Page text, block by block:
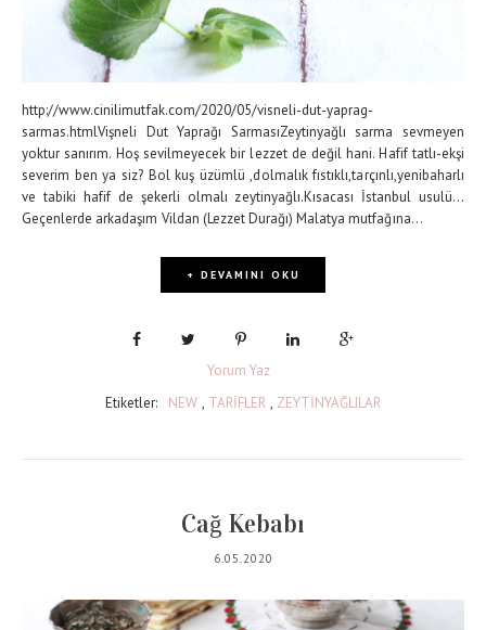
http://www.cinilimutfak.com/2020/05/visneli-dut-yaprag-
sarmas.htmlVişneli Dut Yaprağı SarmasıZeytinyağlı sarma sevmeyen
yoktur sanırım. Hoş sevilmeyecek bir lezzet de değil hani. Hafif tatlı-ekşi
severim ben ya siz? Bol kuş üzümlü ,dolmalık fıstıklı,tarçınlı,yenibaharlı
ve tabiki hafif de şekerli olmalı zeytinyağlı.Kısacası İstanbul usulü...
Geçenlerde arkadaşım Vildan (Lezzet Durağı) Malatya mutfağına...
+ DEVAMINI OKU
Yorum Yaz
Etiketler:
NEW , TARİFLER , ZEYTİNYAĞLILAR
Cağ Kebabı
6.05.2020